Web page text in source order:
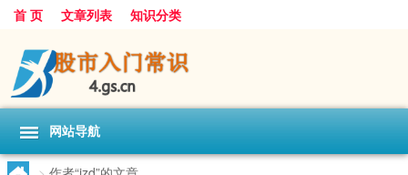
首 页 文章列表 知识分类
网站导航